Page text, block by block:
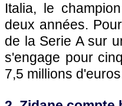
Italia, le
deux années.
de la Serie A sur
s'engage pour
7,5 millions